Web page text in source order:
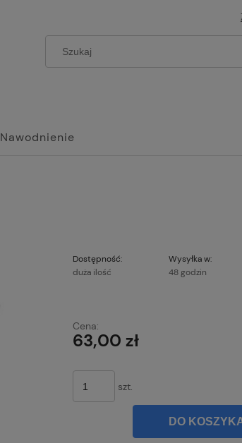
Nawodnienie
Dostępność:
duża ilość
Wysyłka w:
48 godzin
Cena:
63,00 zł
szt.
DO